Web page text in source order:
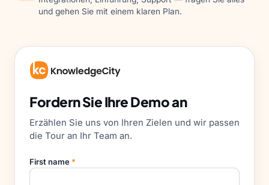
und gehen Sie mit einem klaren Plan.
Fordern Sie Ihre Demo an
Erzählen Sie uns von Ihren Zielen und wir passen
die Tour an Ihr Team an.
First name *